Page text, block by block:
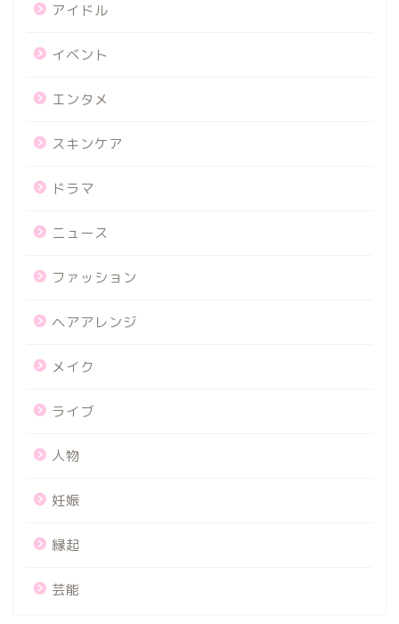
アイドル
イベント
エンタメ
スキンケア
ドラマ
ニュース
ファッション
ヘアアレンジ
メイク
ライブ
人物
妊娠
縁起
芸能